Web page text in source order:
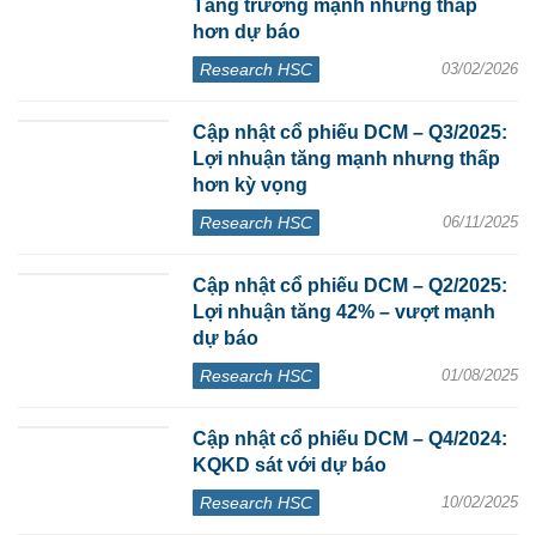
Tăng trưởng mạnh nhưng thấp
hơn dự báo
Research HSC 03/02/2026
Cập nhật cổ phiếu DCM – Q3/2025:
Lợi nhuận tăng mạnh nhưng thấp
hơn kỳ vọng
Research HSC 06/11/2025
Cập nhật cổ phiếu DCM – Q2/2025:
Lợi nhuận tăng 42% – vượt mạnh
dự báo
Research HSC 01/08/2025
Cập nhật cổ phiếu DCM – Q4/2024:
KQKD sát với dự báo
Research HSC 10/02/2025